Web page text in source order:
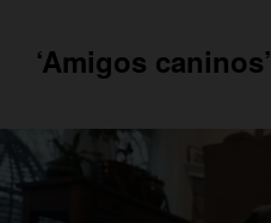
‘Amigos caninos’